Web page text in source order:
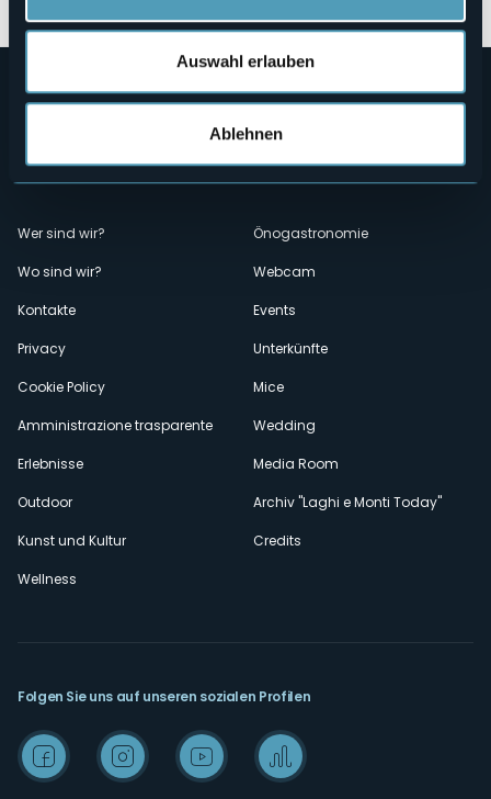
Auswahl erlauben
Ablehnen
Menù
secondario
Wer sind wir?
Wo sind wir?
Kontakte
Privacy
Cookie Policy
Amministrazione trasparente
Erlebnisse
Outdoor
Kunst und Kultur
Wellness
Önogastronomie
Webcam
Events
Unterkünfte
Mice
Wedding
Media Room
Archiv "Laghi e Monti Today"
Credits
Folgen Sie uns auf unseren sozialen Profilen